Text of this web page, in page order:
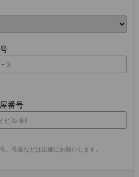
番号
、号室などは正確にお願いします。